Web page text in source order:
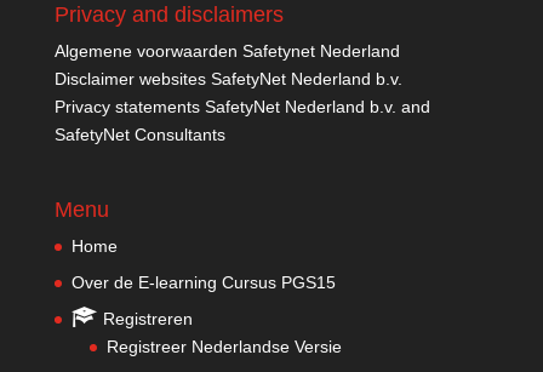
Privacy and disclaimers
Algemene voorwaarden Safetynet Nederland
Disclaimer websites SafetyNet Nederland b.v.
Privacy statements SafetyNet Nederland b.v. and
SafetyNet Consultants
Menu
Home
Over de E-learning Cursus PGS15
Registreren
Registreer Nederlandse Versie